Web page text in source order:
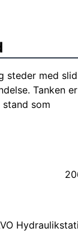
steder med
Tanken er
som